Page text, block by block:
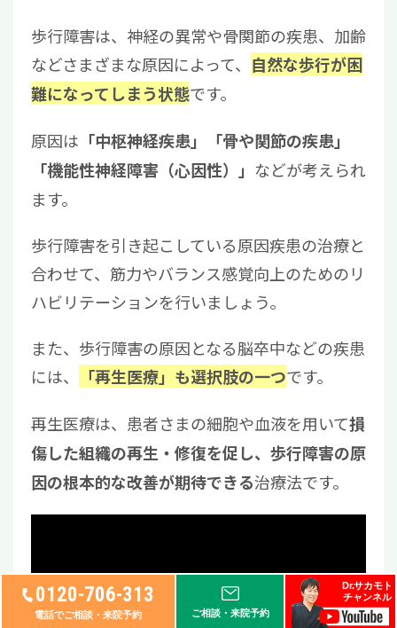
0120-706-313
電話でご相談・来院予約 ご相談・来院予約
Dr.サカモト
チャンネル
歩行障害は、神経の異常や骨関節の疾患、加齢
などさまざまな原因によって、 自然な歩行が困
難になってしまう状態です。
原因は 「中枢神経疾患」「骨や関節の疾患」
「機能性神経障害（心因性）」 などが考えられ
ます。
歩行障害を引き起こしている原因疾患の治療と
合わせて、筋力やバランス感覚向上のためのリ
ハビリテーションを行いましょう。
また、歩行障害の原因となる脳卒中などの疾患
には、
「再生医療」も選択肢の一つです。
再生医療は、患者さまの細胞や血液を用いて損
傷した組織の再生・修復を促し、歩行障害の原
因の根本的な改善が期待できる治療法です。